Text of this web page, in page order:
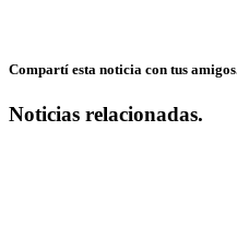
Compartí esta noticia con tus
Noticias relacionadas.